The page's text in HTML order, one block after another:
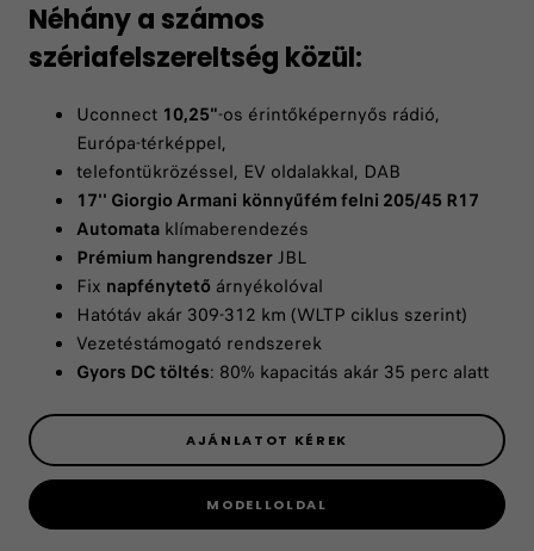
Néhány a számos
szériafelszereltség közül:
Uconnect 10,25"-os érintőképernyős rádió,
Európa-térképpel,
telefontükrözéssel, EV oldalakkal, DAB
17'' Giorgio Armani könnyűfém felni 205/45 R17
Automata klímaberendezés
Prémium hangrendszerJBL
Fix napfénytető árnyékolóval
Hatótáv akár 309-312 km (WLTP ciklus szerint)
Vezetéstámogató rendszerek
Gyors DC töltés: 80% kapacitás akár 35 perc alatt
AJÁNLATOT KÉREK
MODELLOLDAL